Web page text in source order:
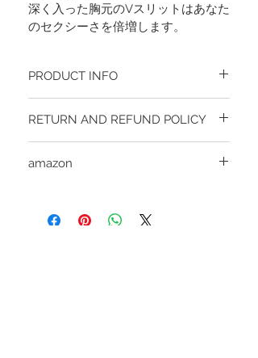
深く入った胸元のVスリットはあなた
のセクシーさを倍増します。
PRODUCT INFO
RETURN AND REFUND POLICY
良品は購入店へお問い合わせください。
amazon